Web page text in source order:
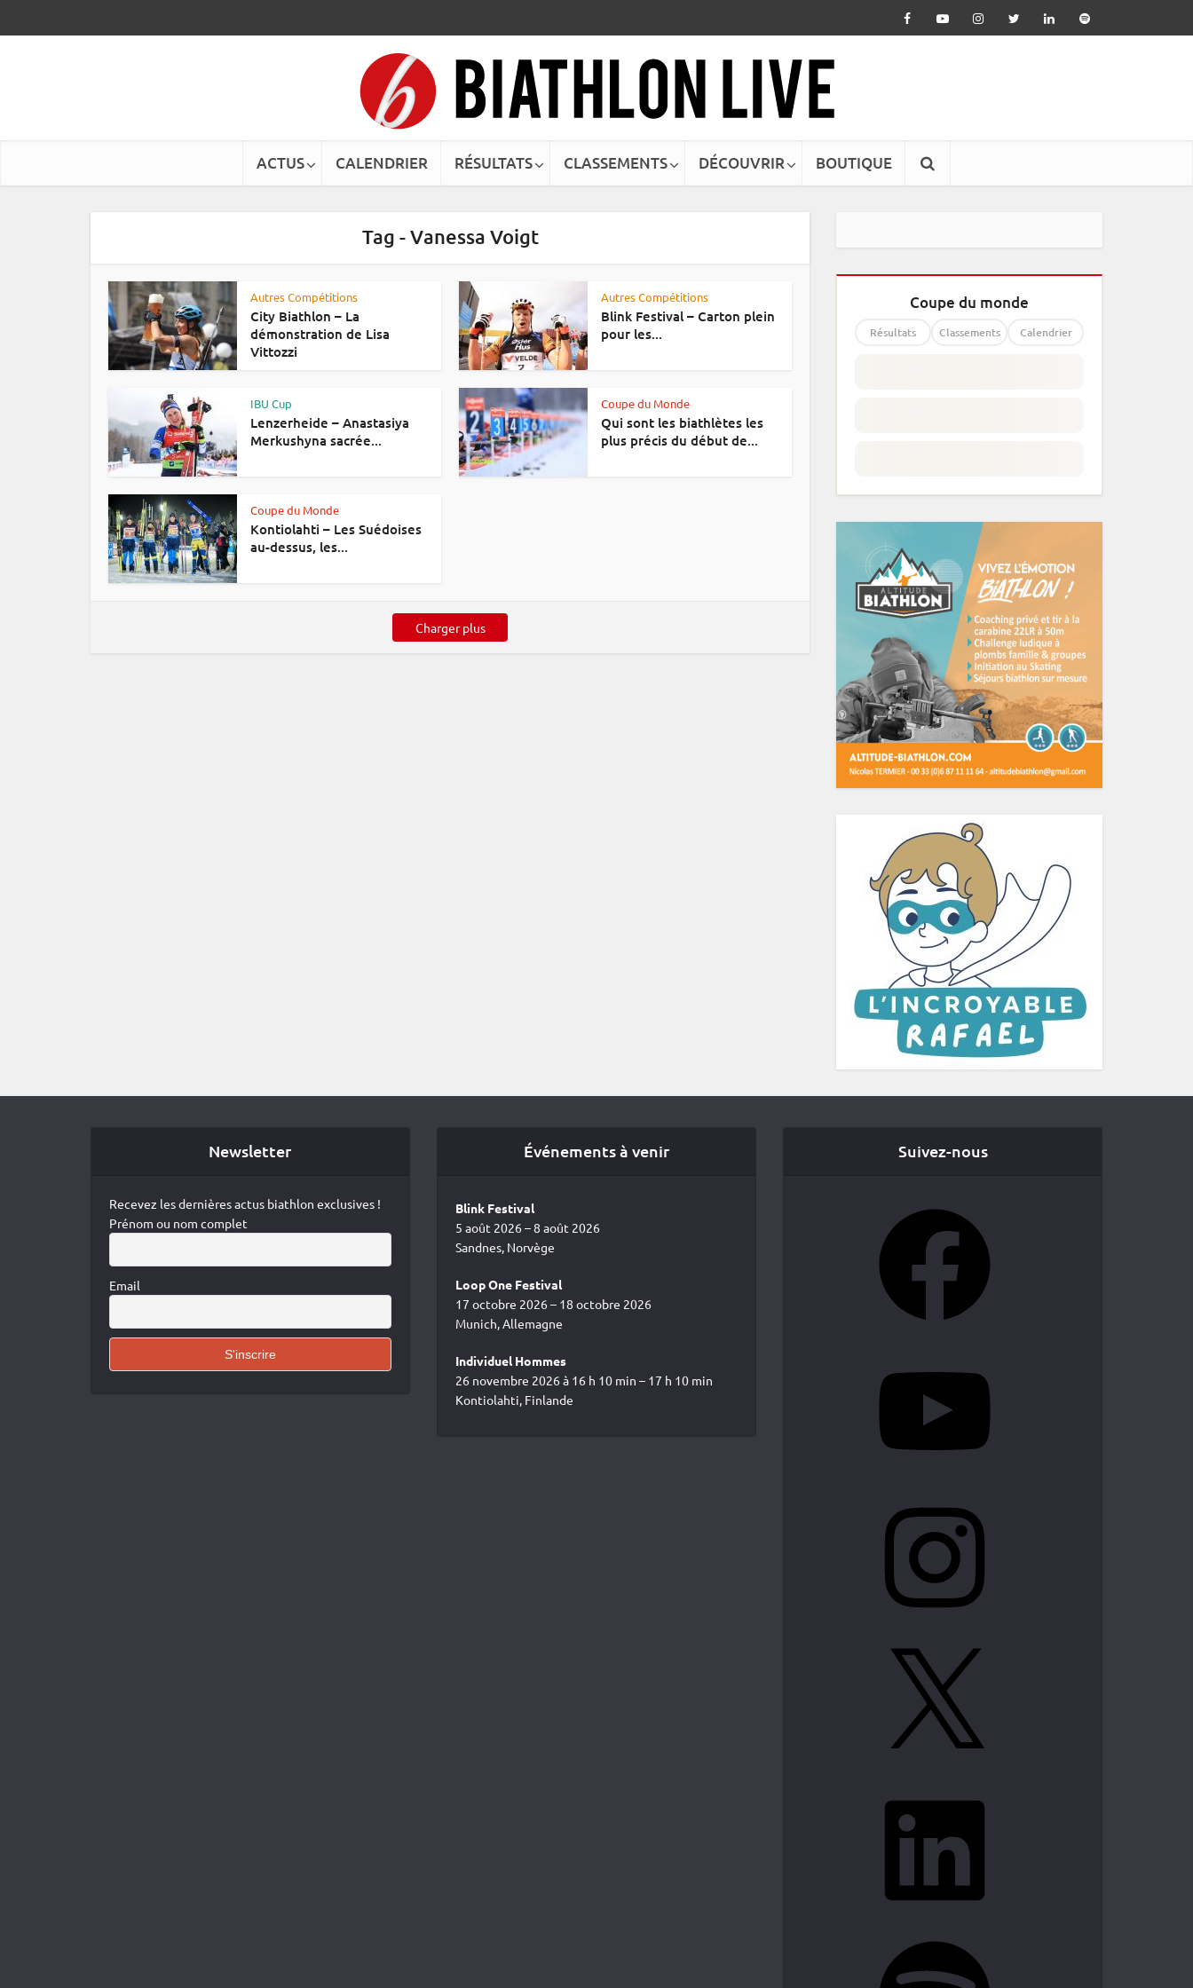
ACTUS CALENDRIER RÉSULTATS CLASSEMENTS DÉCOUVRIR BOUTIQUE
Tag - Vanessa Voigt
Autres Compétitions
City Biathlon – La
démonstration de Lisa
Vittozzi
Autres Compétitions
Blink Festival – Carton plein
pour les...
IBU Cup
Lenzerheide – Anastasiya
Merkushyna sacrée...
Coupe du Monde
Qui sont les biathlètes les
plus précis du début de...
Coupe du Monde
Kontiolahti – Les Suédoises
au-dessus, les...
Charger plus
Coupe du monde
Résultats Classements Calendrier
Newsletter
Recevez les dernières actus biathlon exclusives !
Prénom ou nom complet
Email
Événements à venir
Blink Festival
5 août 2026 – 8 août 2026
Sandnes, Norvège
Loop One Festival
17 octobre 2026 – 18 octobre 2026
Munich, Allemagne
Individuel Hommes
26 novembre 2026 à 16 h 10 min – 17 h 10 min
Kontiolahti, Finlande
Suivez-nous